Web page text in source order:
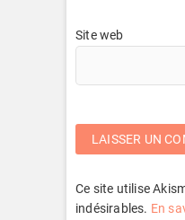
Site web
Ce site utilise
indésirables. En